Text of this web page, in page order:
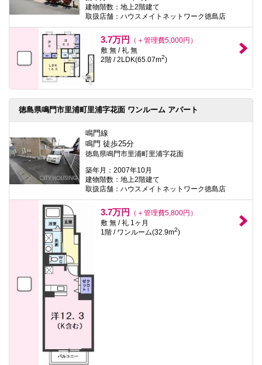
建物階数：地上2階建て
取扱店舗：ハウスメイトネットワーク徳島店
3.7万円
（＋管理費5,000円）
敷 無 / 礼 無
2階 / 2LDK(65.07m2)
徳島県鳴門市里浦町里浦字花面 ワンルーム アパート
鳴門線
鳴門 徒歩25分
徳島県鳴門市里浦町里浦字花面
築年月：2007年10月
建物階数：地上2階建て
取扱店舗：ハウスメイトネットワーク徳島店
3.7万円
（＋管理費5,800円）
敷 無 / 礼 1ヶ月
1階 / ワンルーム(32.9m2)